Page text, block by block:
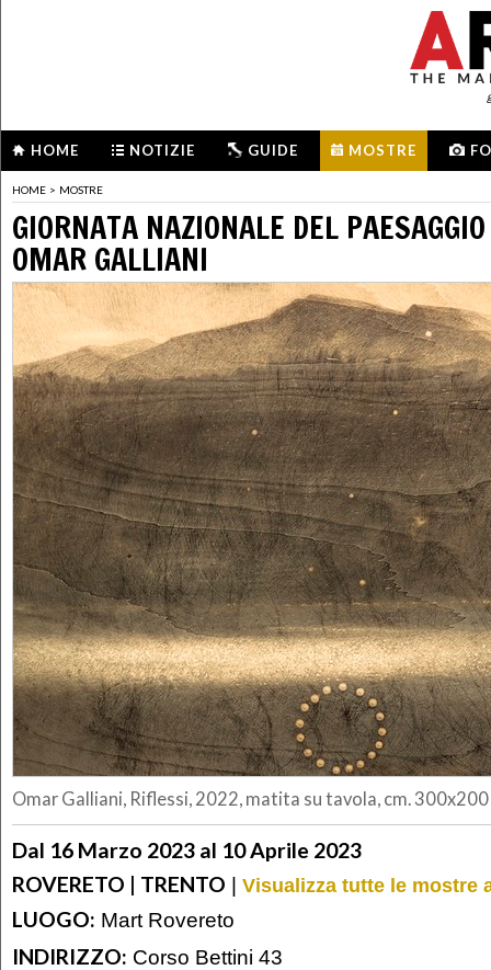
HOME NOTIZIE GUIDE MOSTRE
HOME > MOSTRE
GIORNATA NAZIONALE DEL
OMAR GALLIANI
Omar Galliani, Riflessi, 2022, matita su tavola, cm. 300x200
Dal 16 Marzo 2023 al 10 Aprile 2023
ROVERETO | TRENTO | Visualizza tutte le mostre
LUOGO: Mart Rovereto
INDIRIZZO: Corso Bettini 43